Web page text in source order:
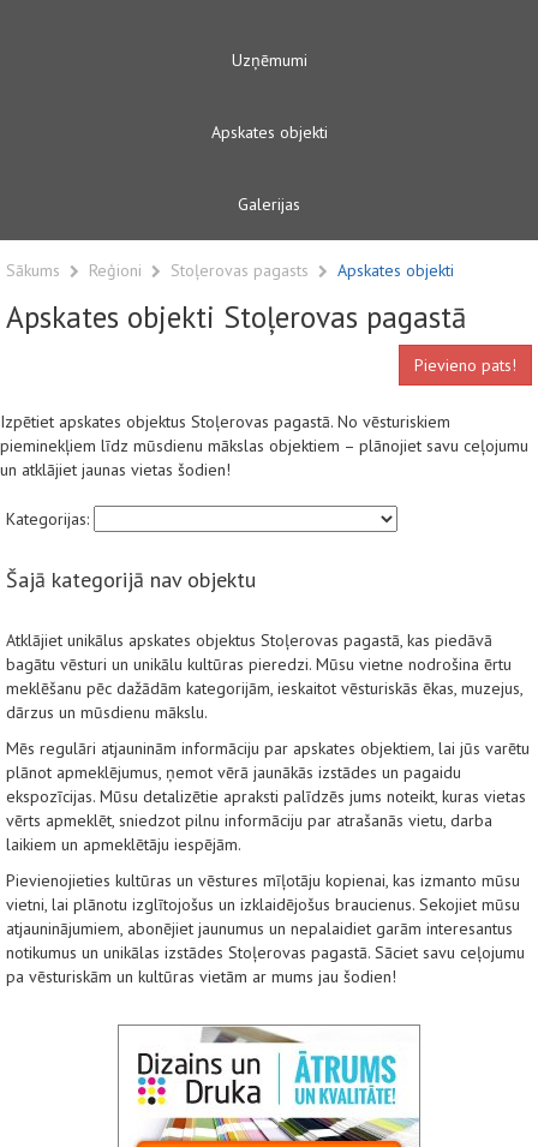
Uzņēmumi
Apskates objekti
Galerijas
Sākums Reģioni Stoļerovas pagasts Apskates objekti
Apskates objekti Stoļerovas pagastā
Pievieno pats!
Izpētiet apskates objektus Stoļerovas pagastā. No vēsturiskiem
pieminekļiem līdz mūsdienu mākslas objektiem – plānojiet savu ceļojumu
un atklājiet jaunas vietas šodien!
Kategorijas:
Šajā kategorijā nav objektu
Atklājiet unikālus apskates objektus Stoļerovas pagastā, kas piedāvā
bagātu vēsturi un unikālu kultūras pieredzi. Mūsu vietne nodrošina ērtu
meklēšanu pēc dažādām kategorijām, ieskaitot vēsturiskās ēkas, muzejus,
dārzus un mūsdienu mākslu.
Mēs regulāri atjauninām informāciju par apskates objektiem, lai jūs varētu
plānot apmeklējumus, ņemot vērā jaunākās izstādes un pagaidu
ekspozīcijas. Mūsu detalizētie apraksti palīdzēs jums noteikt, kuras vietas
vērts apmeklēt, sniedzot pilnu informāciju par atrašanās vietu, darba
laikiem un apmeklētāju iespējām.
Pievienojieties kultūras un vēstures mīļotāju kopienai, kas izmanto mūsu
vietni, lai plānotu izglītojošus un izklaidējošus braucienus. Sekojiet mūsu
atjauninājumiem, abonējiet jaunumus un nepalaidiet garām interesantus
notikumus un unikālas izstādes Stoļerovas pagastā. Sāciet savu ceļojumu
pa vēsturiskām un kultūras vietām ar mums jau šodien!